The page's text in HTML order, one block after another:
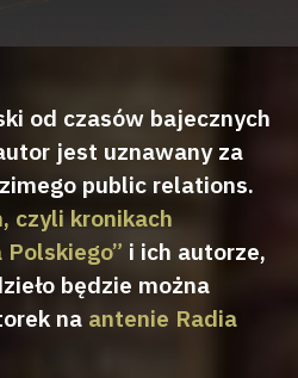
od czasów bajecznych
jest uznawany za
public relations.
czyli kronikach
i ich autorze,
będzie można
na antenie Radia